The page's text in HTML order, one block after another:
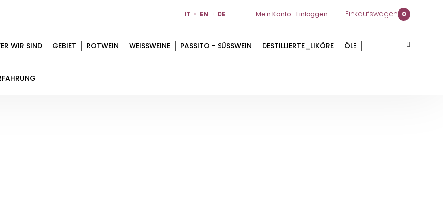
Mein Konto Einloggen Einkaufswagen 0
IT EN DE
WIR SIND GEBIET ROTWEIN WEISSWEINE PASSITO - SÜSSWEIN DESTILLIERTE_LIKÖRE ÖLE